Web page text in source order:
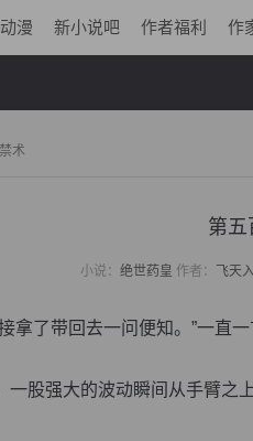
动漫 新小说吧 作者福利 作
术
第五
小说： 绝世药皇 作者： 飞天
了带回去一问便知。”一直
股强大的波动瞬间从手臂之